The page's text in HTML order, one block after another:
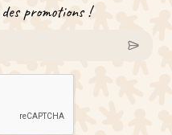
promotions !